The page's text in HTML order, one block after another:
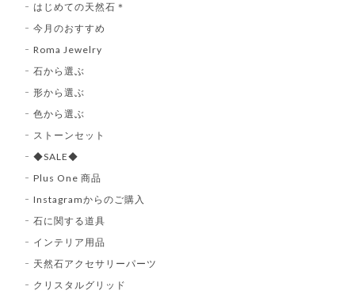
はじめての天然石＊
今月のおすすめ
Roma Jewelry
石から選ぶ
形から選ぶ
色から選ぶ
ストーンセット
◆SALE◆
Plus One 商品
Instagramからのご購入
石に関する道具
インテリア用品
天然石アクセサリーパーツ
クリスタルグリッド